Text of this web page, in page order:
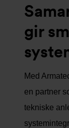
gir
Med
en partner
tekniske